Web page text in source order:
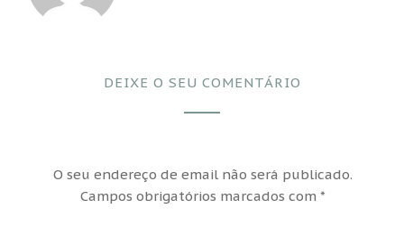
DEIXE O SEU COMENTÁRIO
O seu endereço de email não será publicado.
Campos obrigatórios marcados com*